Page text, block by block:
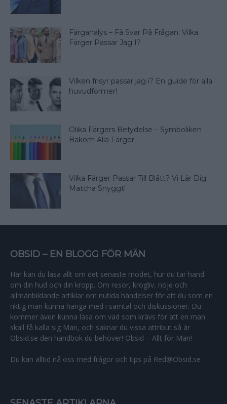
Färganalys – Få Svar På Frågan: Vilka
Färger Passar Jag I?
Vilken frisyr passar jag i? En guide för alla
huvudformer!
Olika Färgers Betydelse – Symboliken
Bakom Alla Färger
Vilka Färger Passar Till Blått? Vi Lär Dig
Matcha Snyggt!
OBSID – EN BLOGG FÖR MÄN
Här kan du läsa allt om det senaste modet, hur du tar hand
om din hud och din kropp. Om resor, krogliv, nöje och
allmänbildande artiklar om nutida händelser för att du som en
riktig man kunna hänga med i samtal och diskussioner. Du
kommer även kunna läsa om vad som krävs för att en man
skall få kalla sig Man, och saknar du vissa attribut så är
Obsid.se den handbok du behöver! Obsid – Allt för Män!
Du kan alltid nå oss med frågor och tips på Red@Obsid.se